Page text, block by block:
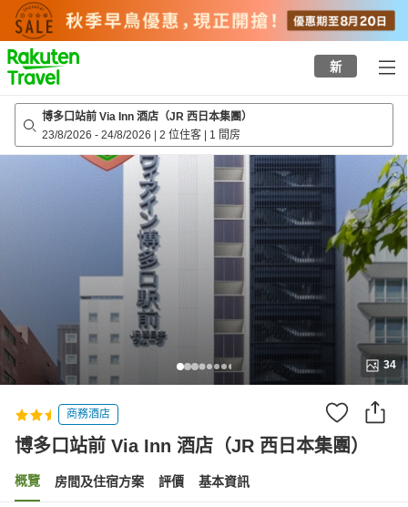
to
top
page
新
博多口站前 Via Inn 酒店（JR 西日本集團）
23/8/2026 - 24/8/2026 | 2 位住客 | 1 間房
34
商務酒店
博多口站前 Via Inn 酒店（JR 西日本集團）
概覽 房間及住宿方案 評價 基本資訊